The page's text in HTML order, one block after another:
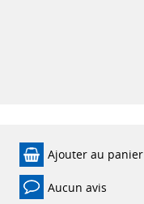
Ajouter au panier
Aucun avis